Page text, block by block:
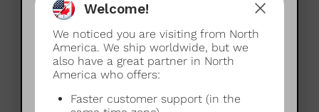
Welcome!
We noticed you are visiting from North
America. We ship worldwide, but we
also have a great partner in North
America who offers:
Faster customer support (in the
Newsletter auf Deutsch erhalten
Receive newsletter in English
Ich bin dabei!
Wie dürfen wir dich anreden?
(optional)